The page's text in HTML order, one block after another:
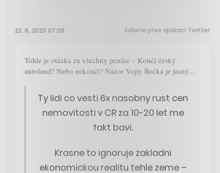
22. 8. 2023 07:05 Sdíleno přes aplikaci Twitter
Tohle je otázka za všechny peníze – Končí český
autoland? Nebo nekončí? Názor Vojty Ročka je jasný...
Ty lidi co vesti 6x nasobny rust cen
nemovitosti v CR za 10-20 let me
fakt bavi.
Krasne to ignoruje zakladni
ekonomickou realitu tehle zeme –